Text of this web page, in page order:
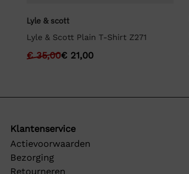
Lyle & scott
Lyle & Scott Plain T-Shirt Z271
€35,00€ 21,00
Klantenservice
Actievoorwaarden
Bezorging
Retourneren